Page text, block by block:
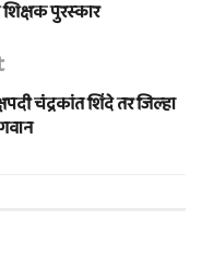
शिक्षक पुरस्कार
चंद्रकांत शिंदे तर जिल्हा